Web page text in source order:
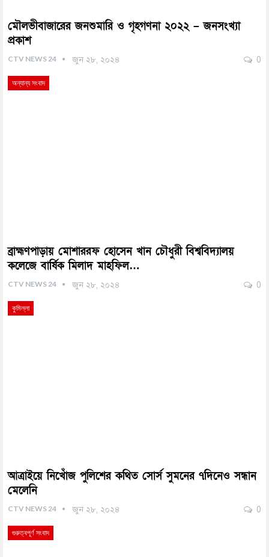
মৌলভীবাজারের জনশুমারি ও ‍গৃহগণনা ২০২২ – জনসংখ্যা
প্রকাশ
CTV NEWS 24 জুন ২৮, ২০২৪ 0
অন্যান্য সংবাদ
ব্রাহ্মণপাড়ায় মোশাররফ হোসেন খান চৌধুরী বিশ্ববিদ্যালয়
কলেজে বার্ষিক মিলাদ মাহফিল…
CTV NEWS 24 জুন ২৮, ২০২৪ 0
কুমিল্লা
আত্রাইয়ে নিখোঁজ পুলিশের কথিত সোর্স সুমনের ৭দিনেও সন্ধান
মেলেনি
CTV NEWS 24 জুন ২৮, ২০২৪ 0
গুরুত্বপূর্ণ সংবাদ